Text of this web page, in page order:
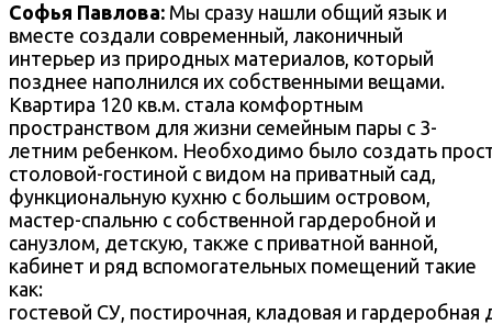
Софья Павлова: Мы сразу нашли общий язык и
вместе создали современный, лаконичный
интерьер из природных материалов, который
позднее наполнился их собственными вещами.
Квартира 120 кв.м. стала комфортным
пространством для жизни семейным пары с 3-
летним ребенком. Необходимо было создать
столовой-гостиной с видом на приватный сад,
функциональную кухню с большим островом,
мастер-спальню с собственной гардеробной и
санузлом, детскую, также с приватной ванной,
кабинет и ряд вспомогательных помещений такие
как:
гостевой СУ, постирочная, кладовая и